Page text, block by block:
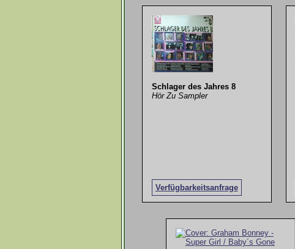
Schlager des Jahres 8
Hör Zu Sampler
Verfügbarkeitsanfrage